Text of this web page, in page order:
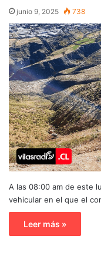
junio 9, 2025 738
A las 08:00 am de este
vehicular en el que el
Leer más »